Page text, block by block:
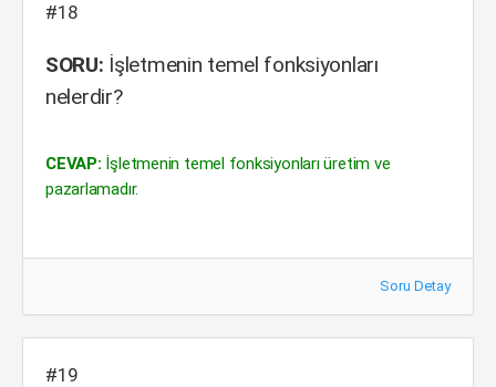
#18
SORU: İşletmenin temel fonksiyonları
nelerdir?
CEVAP: İşletmenin temel fonksiyonları üretim ve
pazarlamadır.
Soru Detay
#19